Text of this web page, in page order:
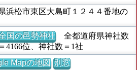
浜松市東区大島町１２４４番地の
国の邑勢神社全都道府県神社数
4166位、神社数＝1社
Mapの地図 別窓